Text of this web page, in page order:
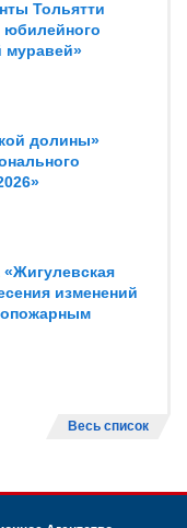
Тольятти
юбилейного
муравей»
долины»
«Жигулевская
изменений
Весь список